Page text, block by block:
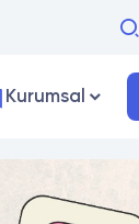
Kurumsal